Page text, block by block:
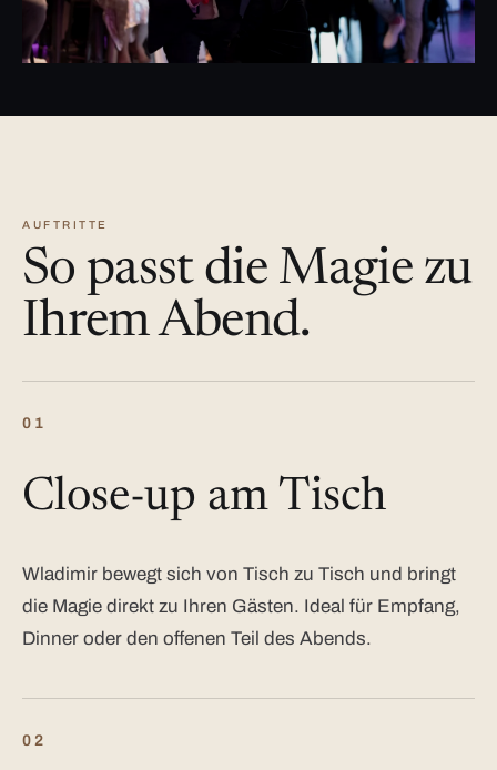
AUFTRITTE
So passt die Magie zu
Ihrem Abend.
01
Close-up am Tisch
Wladimir bewegt sich von Tisch zu Tisch und bringt
die Magie direkt zu Ihren Gästen. Ideal für Empfang,
Dinner oder den offenen Teil des Abends.
02